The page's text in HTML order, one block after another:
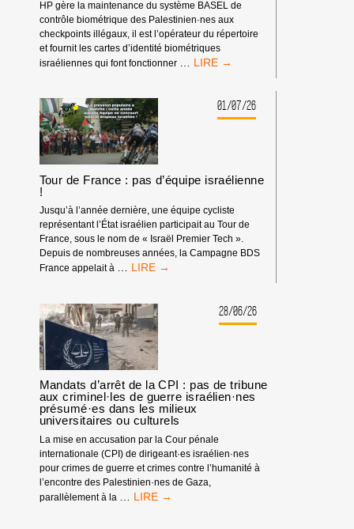
HP gère la maintenance du système BASEL de
contrôle biométrique des Palestinien·nes aux
checkpoints illégaux, il est l’opérateur du répertoire
et fournit les cartes d’identité biométriques
israéliennes qui font fonctionner … BOYCOTT
MATÉRIEL
SYNDICAL
01/07/26
Tour de France : pas d’équipe israélienne
!
Jusqu’à l’année dernière, une équipe cycliste
représentant l’État israélien participait au Tour de
France, sous le nom de « Israël Premier Tech ».
Depuis de nombreuses années, la Campagne BDS
France appelait à … TOUR
:
PAS
D’ÉQUIPE
ISRAÉLIENNE
!
28/06/26
Mandats d’arrêt de la CPI : pas de tribune
aux criminel·les de guerre israélien·nes
présumé·es dans les milieux
universitaires ou culturels
La mise en accusation par la Cour pénale
internationale (CPI) de dirigeant·es israélien·nes
pour crimes de guerre et crimes contre l’humanité à
l’encontre des Palestinien·nes de Gaza,
parallèlement à la
MANDATS